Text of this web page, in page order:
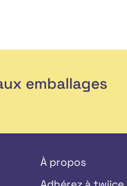
emballages
À propos